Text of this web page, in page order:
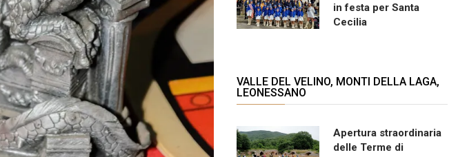
in festa per Santa
Cecilia
VALLE DEL VELINO, MONTI DELLA LAGA,
LEONESSANO
Apertura straordinaria
delle Terme di